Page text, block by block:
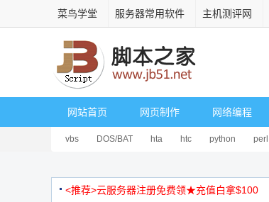
菜鸟学堂 服务器常用软件 主机测评网
网站首页 网页制作 网络编程
vbs DOS/BAT hta htc python perl
<推荐>云服务器注册免费领★充值白拿$100